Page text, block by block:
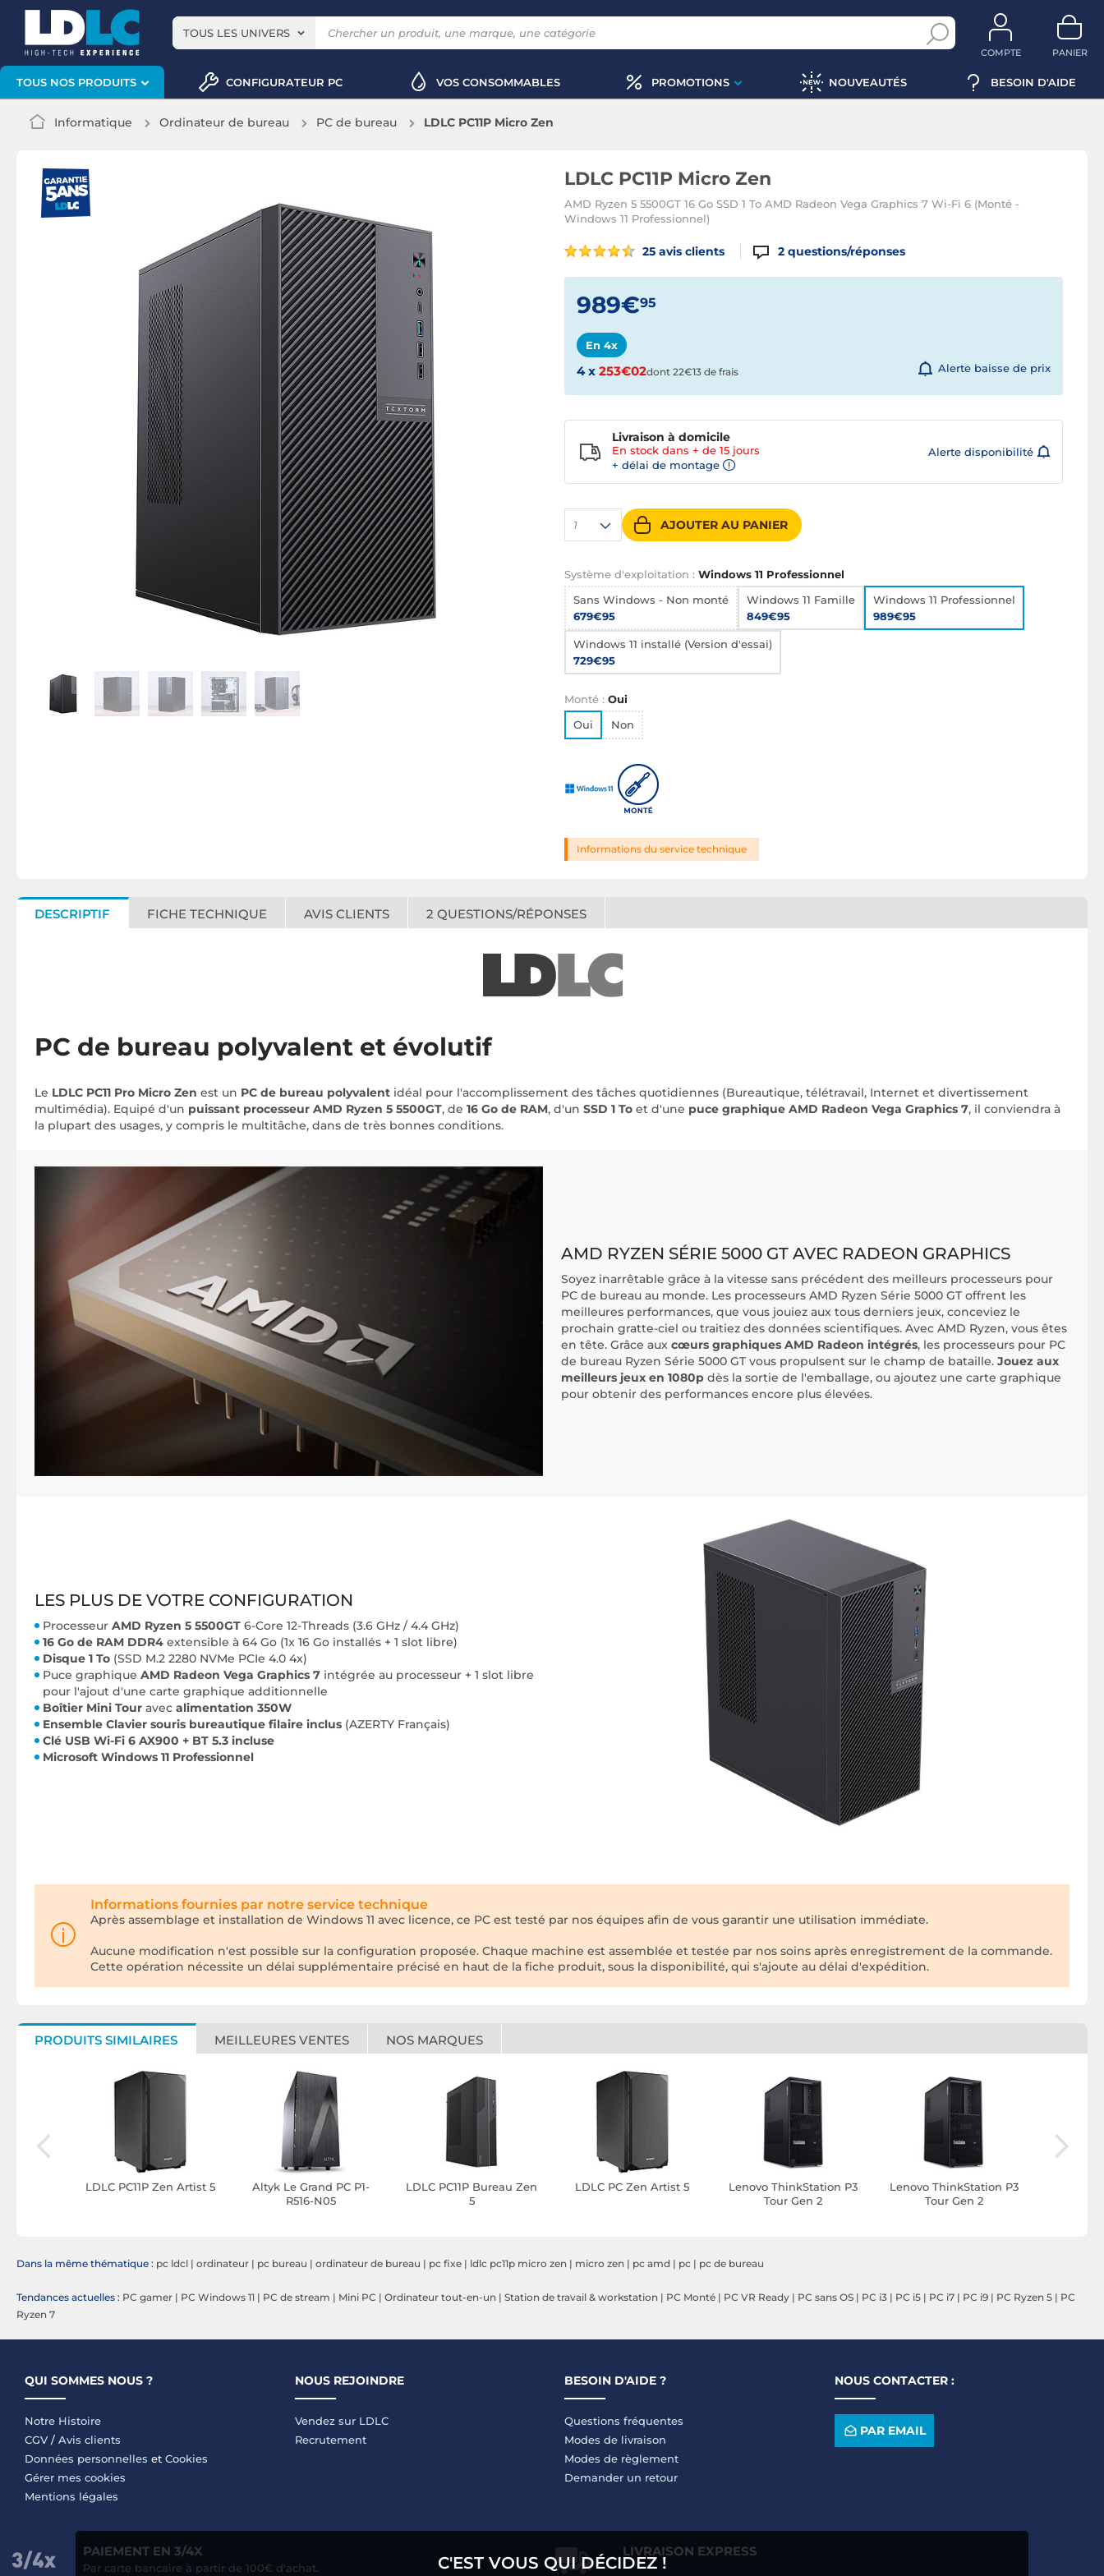
TOUS LES UNIVERS
COMPTE PANIER
TOUS NOS PRODUITS CONFIGURATEUR PC VOS CONSOMMABLES PROMOTIONS NOUVEAUTÉS BESOIN D'AIDE
Informatique Ordinateur de bureau PC de bureau LDLC PC11P Micro Zen
LDLC PC11P Micro Zen
AMD Ryzen 5 5500GT 16 Go SSD 1 To AMD Radeon Vega Graphics 7 Wi-Fi 6 (Monté -
Windows 11 Professionnel)
25 avis clients 2 questions/réponses
989€95
En 4x
4 x 253€02dont 22€13 de frais Alerte baisse de prix
1 AJOUTER AU PANIER
Livraison à domicile
En stock dans + de 15 jours
+ délai de montage
Alerte disponibilité
Système d'exploitation : Windows 11 Professionnel
Sans Windows - Non monté
679€95
Windows 11 Famille
849€95
Windows 11 Professionnel
989€95
Windows 11 installé (Version d'essai)
729€95
Monté : Oui
Oui
Non
Informations du service technique
DESCRIPTIF FICHE TECHNIQUE AVIS CLIENTS 2 QUESTIONS/RÉPONSES
PC de bureau polyvalent et évolutif
Le LDLC PC11 Pro Micro Zen est un PC de bureau polyvalent idéal pour l'accomplissement des tâches quotidiennes (Bureautique, télétravail, Internet et divertissement
multimédia). Equipé d'un puissant processeur AMD Ryzen 5 5500GT, de 16 Go de RAM, d'un SSD 1 To et d'une puce graphique AMD Radeon Vega Graphics 7, il conviendra à
la plupart des usages, y compris le multitâche, dans de très bonnes conditions.
AMD RYZEN SÉRIE 5000 GT AVEC RADEON GRAPHICS
Soyez inarrêtable grâce à la vitesse sans précédent des meilleurs processeurs pour
PC de bureau au monde. Les processeurs AMD Ryzen Série 5000 GT offrent les
meilleures performances, que vous jouiez aux tous derniers jeux, conceviez le
prochain gratte-ciel ou traitiez des données scientifiques. Avec AMD Ryzen, vous êtes
​en tête. Grâce aux cœurs graphiques AMD Radeon intégrés, les processeurs pour PC
de bureau Ryzen Série 5000 GT vous propulsent sur le champ de bataille. Jouez aux
meilleurs jeux en 1080p dès la sortie de l'emballage, ou ajoutez une carte graphique
pour obtenir des performances encore plus élevées.
LES PLUS DE VOTRE CONFIGURATION
Processeur AMD Ryzen 5 5500GT 6-Core 12-Threads (3.6 GHz / 4.4 GHz)
16 Go de RAM DDR4 extensible à 64 Go (1x 16 Go installés + 1 slot libre)
Disque 1 To (SSD M.2 2280 NVMe PCIe 4.0 4x)
Puce graphique AMD Radeon Vega Graphics 7 intégrée au processeur + 1 slot libre
pour l'ajout d'une carte graphique additionnelle
Boîtier Mini Tour avec alimentation 350W
Ensemble Clavier souris bureautique filaire inclus (AZERTY Français)
Clé USB Wi-Fi 6 AX900 + BT 5.3 incluse
Microsoft Windows 11 Professionnel
Informations fournies par notre service technique
Après assemblage et installation de Windows 11 avec licence, ce PC est testé par nos équipes afin de vous garantir une utilisation immédiate.
Aucune modification n'est possible sur la configuration proposée. Chaque machine est assemblée et testée par nos soins après enregistrement de la commande.
Cette opération nécessite un délai supplémentaire précisé en haut de la fiche produit, sous la disponibilité, qui s'ajoute au délai d'expédition.
PRODUITS SIMILAIRES MEILLEURES VENTES NOS MARQUES
LDLC PC11P Zen Artist 5
Altyk Le Grand PC P1-
R516-N05
LDLC PC11P Bureau Zen
5
LDLC PC Zen Artist 5
Lenovo ThinkStation P3
Tour Gen 2
Lenovo ThinkStation P3
Tour Gen 2
Dans la même thématique : pc ldcl | ordinateur | pc bureau | ordinateur de bureau | pc fixe | ldlc pc11p micro zen | micro zen | pc amd | pc | pc de bureau
Tendances actuelles : PC gamer | PC Windows 11 | PC de stream | Mini PC | Ordinateur tout-en-un | Station de travail & workstation | PC Monté | PC VR Ready | PC sans OS | PC i3 | PC i5 | PC i7 | PC i9 | PC Ryzen 5 | PC
Ryzen 7
QUI SOMMES NOUS ?
Notre Histoire
CGV / Avis clients
Données personnelles et Cookies
Gérer mes cookies
Mentions légales
NOUS REJOINDRE
Vendez sur LDLC
Recrutement
BESOIN D'AIDE ?
Questions fréquentes
Modes de livraison
Modes de règlement
Demander un retour
NOUS CONTACTER :
PAR EMAIL
PAIEMENT EN 3/4X
Par carte bancaire à partir de 100€ d'achat.
LIVRAISON EXPRESS
C'EST VOUS QUI DÉCIDEZ !